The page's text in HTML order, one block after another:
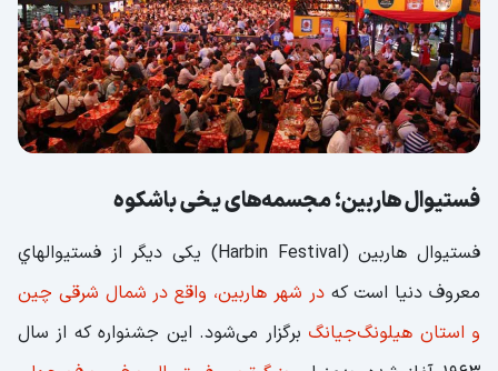
فستیوال هاربین؛ مجسمه‌های یخی باشکوه
فستیوال هاربین (Harbin Festival) یکی دیگر از فستيوالهاي
معروف دنيا است که در شهر هاربین، واقع در شمال شرقی چین
و استان هیلونگ‌جیانگ برگزار می‌شود. این جشنواره که از سال